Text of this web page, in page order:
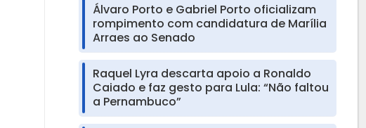
Álvaro Porto e Gabriel Porto oficializam
rompimento com candidatura de Marília
Arraes ao Senado
Raquel Lyra descarta apoio a Ronaldo
Caiado e faz gesto para Lula: “Não faltou
a Pernambuco”